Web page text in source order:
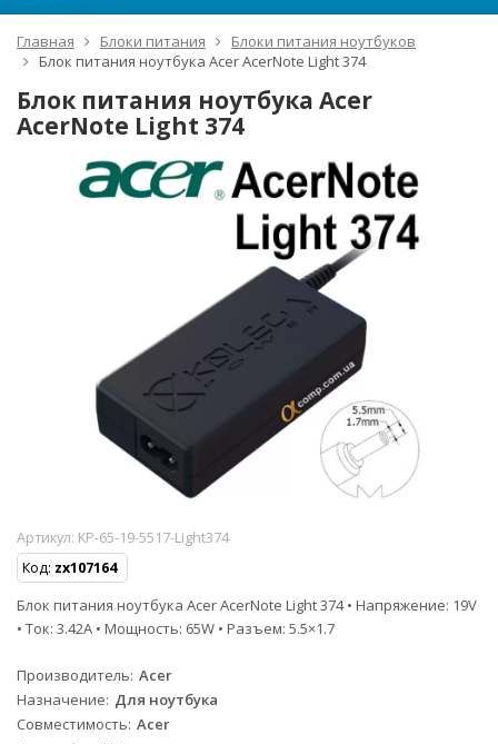
Главная Блоки питания
Блоки питания ноутбуков
Блок питания ноутбука Acer AcerNote Light 374
Блок питания ноутбука Acer
AcerNote Light 374
Артикул: KP-65-19-5517-Light374
Код: zx107164
Блок питания ноутбука Acer AcerNote Light 374 • Напряжение: 19V
• Ток: 3.42A • Мощность: 65W • Разъем: 5.5×1.7
Производитель Acer
Назначение Для ноутбука
Совместимость Acer